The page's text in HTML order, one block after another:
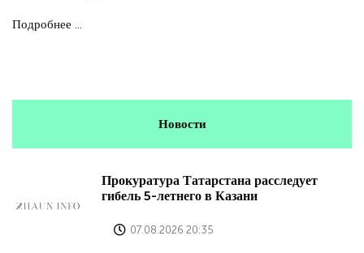
Подробнее ...
Новости
Прокуратура Татарстана расследует
гибель 5-летнего в Казани
07.08.2026 20:35